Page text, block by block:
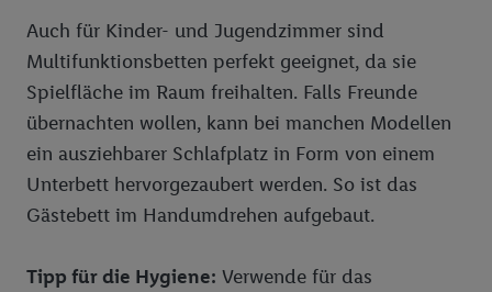
Auch für Kinder- und Jugendzimmer sind
Multifunktionsbetten perfekt geeignet, da sie
Spielfläche im Raum freihalten. Falls Freunde
übernachten wollen, kann bei manchen Modellen
ein ausziehbarer Schlafplatz in Form von einem
Unterbett hervorgezaubert werden. So ist das
Gästebett im Handumdrehen aufgebaut.
Tipp für die Hygiene: Verwende für das
Ihnen personalisierte Werbung auszuspielen. Hierzu wird von
uns und einem der anderen oben genannten Partner auch Ihre
in einen Hashwert umgewandelte E-Mail-Adresse in
gemeinsamer Verantwortlichkeit verarbeitet.
Zudem erlauben Sie uns, der Utiq SA/NV („Utiq“) und
Telekommunikationsnetzbetreiber
, die Utiq-Technologie
in den Lidl-Diensten einzusetzen. Utiq prüft zunächst anhand
Ihrer IP-Adresse, ob die Technologie für Sie verfügbar ist.
Netzbetreiber weiter, der anhand der IP-Adresse und einer